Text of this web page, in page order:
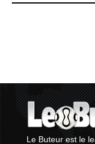
Le Buteur est le